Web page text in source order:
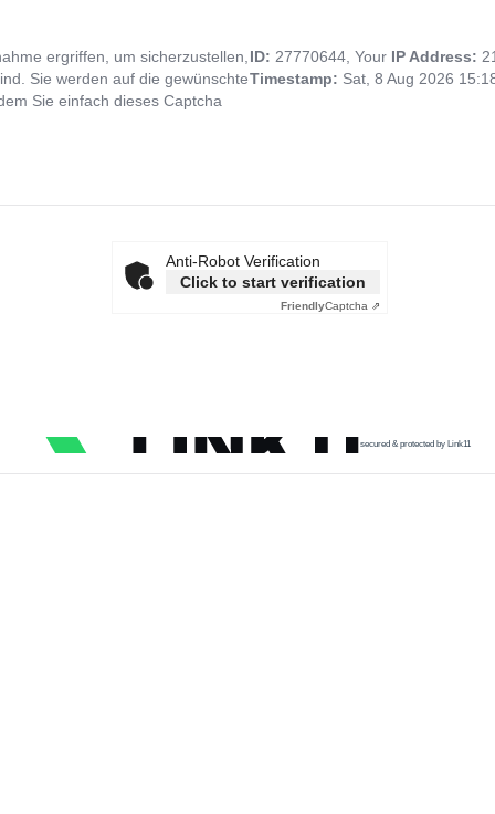
ergriffen, um sicherzustellen,
Sie werden auf die gewünschte
Sie einfach dieses Captcha
ID: 27770644, Your IP Address:
Timestamp: Sat, 8 Aug 2026
Anti-Robot Verification
Click to start verification
FriendlyCaptcha ⇗
secured & protected by Link11